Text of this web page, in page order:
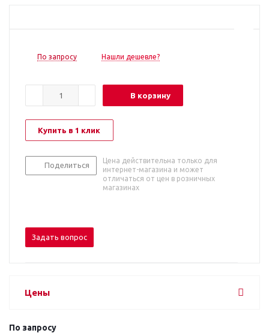
По запросу Нашли дешевле?
В корзину
Купить в 1 клик
Поделиться
Цена действительна только для
интернет-магазина и может
отличаться от цен в розничных
магазинах
Задать вопрос
Цены
По запросу